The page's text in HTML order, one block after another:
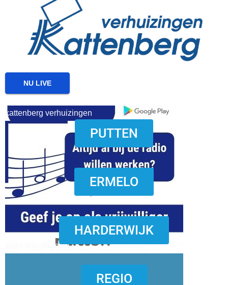
reanimatie ermelo
download onzze App
kattenberg verhuizingen
word vrijwilliger (1)
NU LIVE
PUTTEN
ERMELO
HARDERWIJK
REGIO